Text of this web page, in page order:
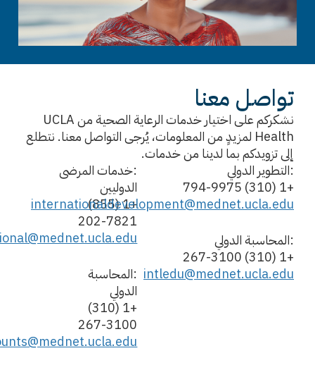
تواصل معنا
نشكركم على اختيار خدمات الرعاية الصحية من UCLA
Health لمزيدٍ من المعلومات، يُرجى التواصل معنا. نتطلع
إلى تزويدكم بما لدينا من خدمات.
:خدمات المرضى
الدوليين
+1 (855)
202-7821
:المحاسبة
الدولي
+1 (310)
267-3100
:التطوير الدولي
+1 (310) 794-9975
internationaldevelopment@mednet.ucla.edu
:المحاسبة الدولي
+1 (310) 267-3100
intledu@mednet.ucla.edu